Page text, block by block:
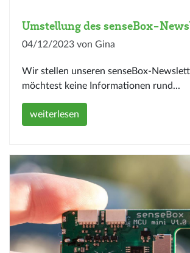
Umstellung des senseBox-
04/12/2023 von Gina
Wir stellen unseren senseBox-
möchtest keine Informationen rund...
weiterlesen